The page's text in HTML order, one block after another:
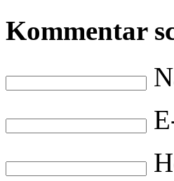
Kommentar